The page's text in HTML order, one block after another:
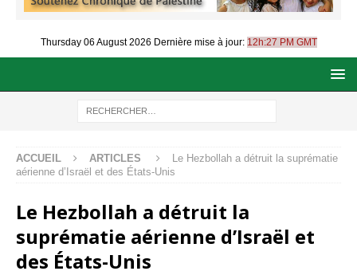
Thursday 06 August 2026 Dernière mise à jour: 12h:27 PM GMT
ACCUEIL ARTICLES
Le Hezbollah a détruit la suprématie
aérienne d’Israël et des États-Unis
Le Hezbollah a détruit la
suprématie aérienne d’Israël et
des États-Unis